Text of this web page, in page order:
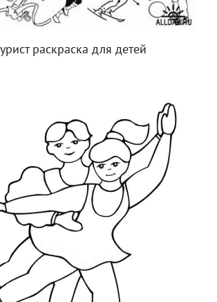
раскраска для детей